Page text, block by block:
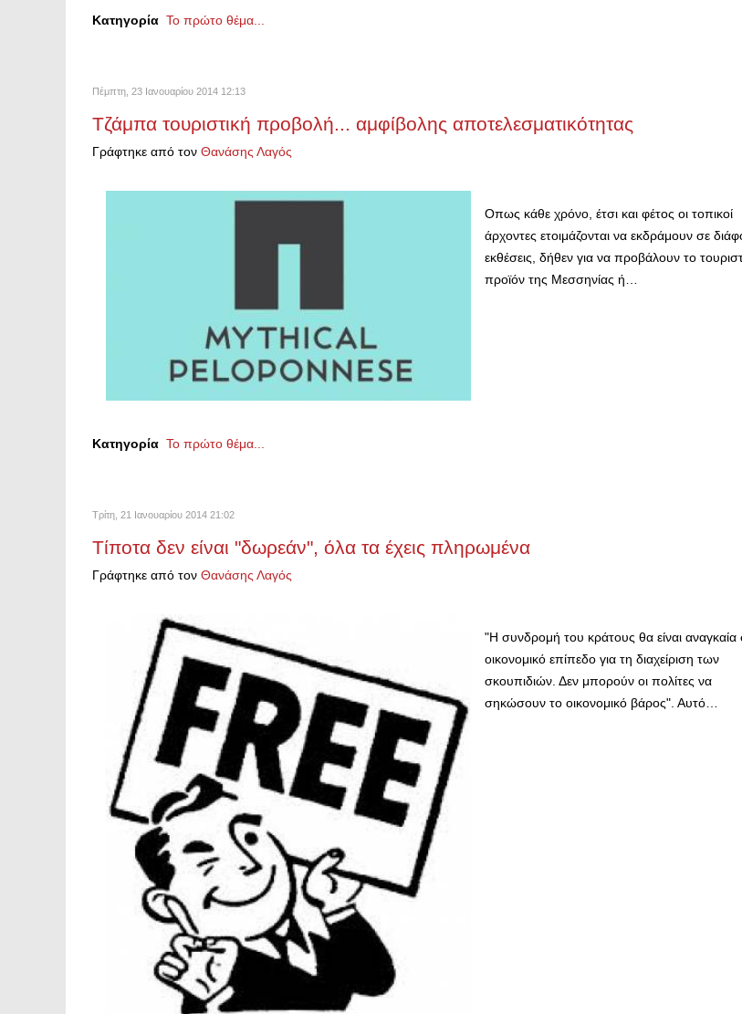
Κατηγορία Το πρώτο θέμα...
Πέμπτη, 23 Ιανουαρίου 2014 12:13
Τζάμπα τουριστική προβολή... αμφίβολης αποτελεσματικότητας
Γράφτηκε από τον Θανάσης Λαγός
Οπως κάθε χρόνο, έτσι και φέτος οι τοπικοί
άρχοντες ετοιμάζονται να εκδράμουν σε
εκθέσεις, δήθεν για να προβάλουν το
προϊόν της Μεσσηνίας ή…
Κατηγορία Το πρώτο θέμα...
Τρίτη, 21 Ιανουαρίου 2014 21:02
Τίποτα δεν είναι "δωρεάν", όλα τα έχεις πληρωμένα
Γράφτηκε από τον Θανάσης Λαγός
"Η συνδρομή του κράτους θα είναι αναγκαία
οικονομικό επίπεδο για τη διαχείριση των
σκουπιδιών. Δεν μπορούν οι πολίτες να
σηκώσουν το οικονομικό βάρος". Αυτό…